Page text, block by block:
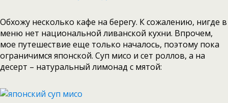
Обхожу несколько кафе на берегу. К сожалению, нигде в
меню нет национальной ливанской кухни. Впрочем,
мое путешествие еще только началось, поэтому пока
ограничимся японской. Суп мисо и сет роллов, а на
десерт – натуральный лимонад с мятой: